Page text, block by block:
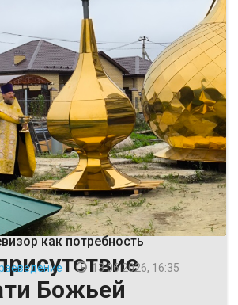
Божьей
как потребность
13 06 2026, 16:35